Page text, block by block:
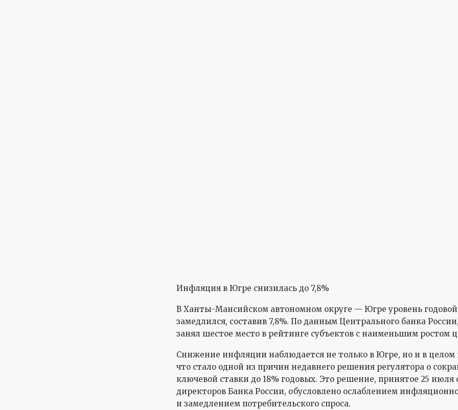
и замедлением потребительского спроса.
Центробанк продолжает активную денежно-кредитную
направленную на стабилизацию цен. Планируется, что к 2026
в стране достигнет целевого уровня в 4%, после чего будет
этой отметки.
ЦЕНТРОБАНК ЭКОНОМИКА ЮГРА